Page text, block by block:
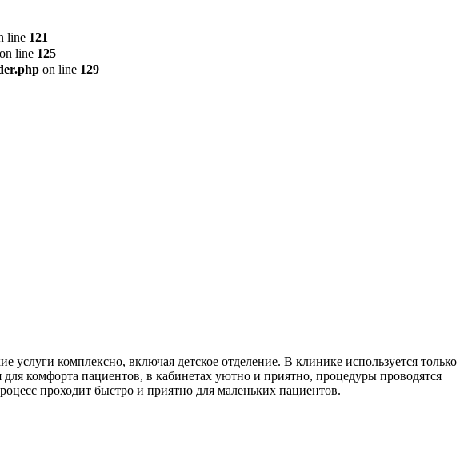
line 121
on line 125
on line 129
комплексно, включая детское отделение. В клинике используется только
комфорта пациентов, в кабинетах уютно и приятно, процедуры проводятся
проходит быстро и приятно для маленьких пациентов.